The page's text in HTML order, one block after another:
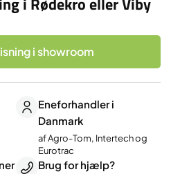
i showroom
Eneforhandler i
Danmark
af Agro-Tom, Intertech og
Eurotrac
Brug for hjælp?